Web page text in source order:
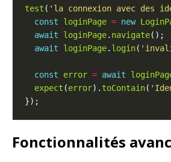
test ( 'la connexion avec des
const
loginPage = new
await
loginPage. navigate
await
loginPage. login(
const error = await
expect (error). toContain(
Fonctionnalités